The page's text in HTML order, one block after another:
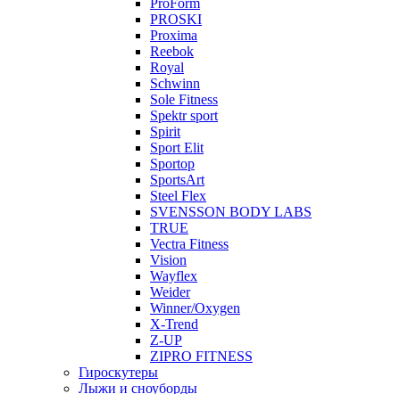
ProForm
PROSKI
Proxima
Reebok
Royal
Schwinn
Sole Fitness
Spektr sport
Spirit
Sport Elit
Sportop
SportsArt
Steel Flex
SVENSSON BODY LABS
TRUE
Vectra Fitness
Vision
Wayflex
Weider
Winner/Oxygen
X-Trend
Z-UP
ZIPRO FITNESS
Гироскутеры
Лыжи и сноуборды